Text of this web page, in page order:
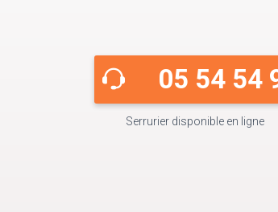
05 54 54
Serrurier disponible en ligne